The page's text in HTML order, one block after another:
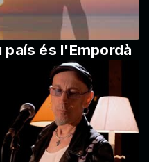
país és l'Empordà